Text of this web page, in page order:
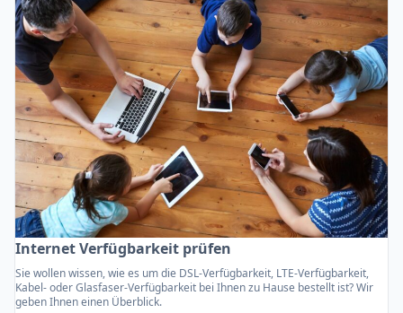
Internet Verfügbarkeit prüfen
Sie wollen wissen, wie es um die DSL-Verfügbarkeit, LTE-Verfügbarkeit,
Kabel- oder Glasfaser-Verfügbarkeit bei Ihnen zu Hause bestellt ist? Wir
geben Ihnen einen Überblick.